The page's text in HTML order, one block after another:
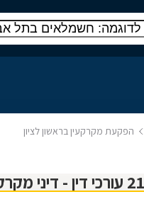
הפקעת מקרקעין בראשון לציון